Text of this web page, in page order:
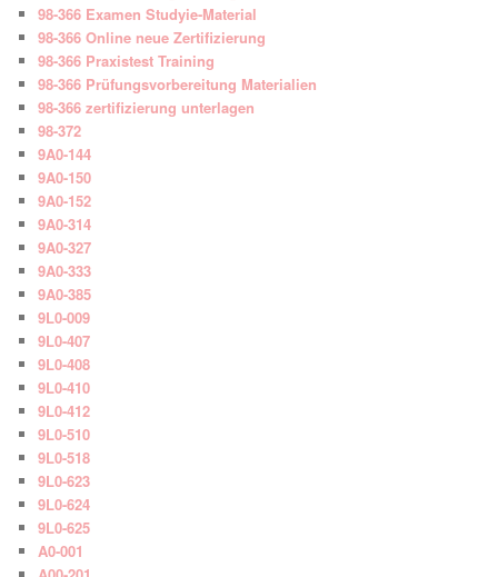
98-366 Examen Studyie-Material
98-366 Online neue Zertifizierung
98-366 Praxistest Training
98-366 Prüfungsvorbereitung Materialien
98-366 zertifizierung unterlagen
98-372
9A0-144
9A0-150
9A0-152
9A0-314
9A0-327
9A0-333
9A0-385
9L0-009
9L0-407
9L0-408
9L0-410
9L0-412
9L0-510
9L0-518
9L0-623
9L0-624
9L0-625
A0-001